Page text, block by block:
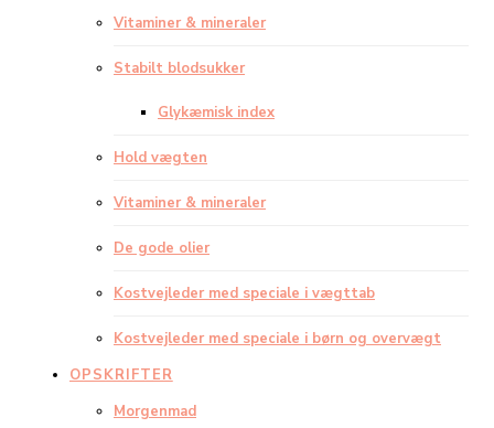
Vitaminer & mineraler
Stabilt blodsukker
Glykæmisk index
Hold vægten
Vitaminer & mineraler
De gode olier
Kostvejleder med speciale i vægttab
Kostvejleder med speciale i børn og overvægt
OPSKRIFTER
Morgenmad